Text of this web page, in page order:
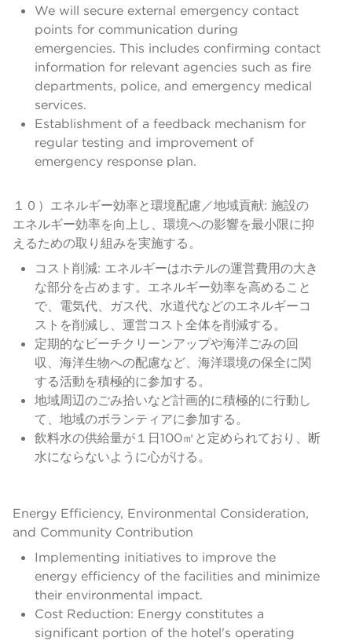
We will secure external emergency contact
points for communication during
emergencies. This includes confirming contact
information for relevant agencies such as fire
departments, police, and emergency medical
services.
Establishment of a feedback mechanism for
regular testing and improvement of
emergency response plan.
１０）エネルギー効率と環境配慮／地域貢献: 施設の
エネルギー効率を向上し、環境への影響を最小限に抑
えるための取り組みを実施する。
コスト削減: エネルギーはホテルの運営費用の大き
な部分を占めます。エネルギー効率を高めること
で、電気代、ガス代、水道代などのエネルギーコ
ストを削減し、運営コスト全体を削減する。
定期的なビーチクリーンアップや海洋ごみの回
収、海洋生物への配慮など、海洋環境の保全に関
する活動を積極的に参加する。
地域周辺のごみ拾いなど計画的に積極的に行動し
て、地域のボランティアに参加する。
飲料水の供給量が１日100㎡と定められており、断
水にならないように心がける。
Energy Efficiency, Environmental Consideration,
and Community Contribution
Implementing initiatives to improve the
energy efficiency of the facilities and minimize
their environmental impact.
Cost Reduction: Energy constitutes a
significant portion of the hotel's operating